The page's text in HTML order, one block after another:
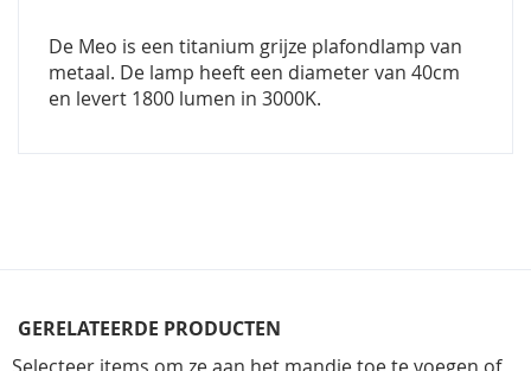
De Meo is een titanium grijze plafondlamp van
metaal. De lamp heeft een diameter van 40cm
en levert 1800 lumen in 3000K.
GERELATEERDE PRODUCTEN
Selecteer items om ze aan het mandje toe te voegen of